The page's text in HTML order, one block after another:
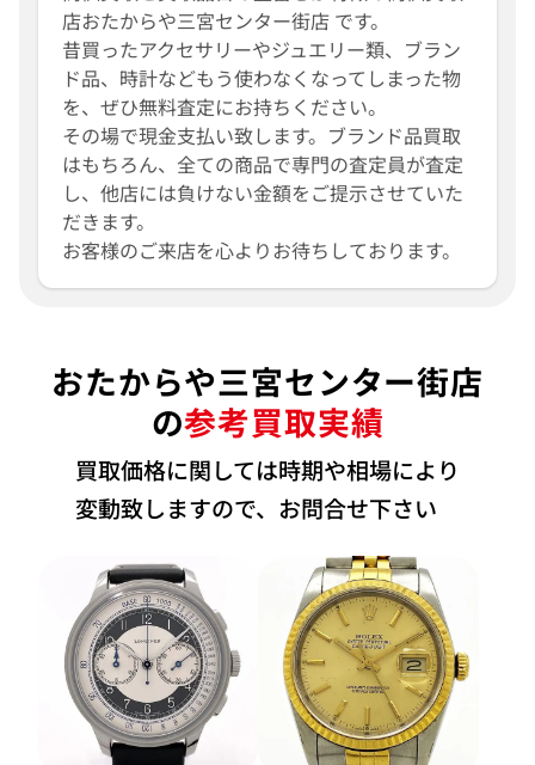
店おたからや三宮センター街店 です。
昔買ったアクセサリーやジュエリー類、ブラン
ド品、時計などもう使わなくなってしまった物
を、ぜひ無料査定にお持ちください。
その場で現金支払い致します。ブランド品買取
はもちろん、全ての商品で専門の査定員が査定
し、他店には負けない金額をご提示させていた
だきます。
お客様のご来店を心よりお待ちしております。
おたからや三宮センター街店
の参考買取実績
買取価格に関しては時期や相場により
変動致しますので、お問合せ下さい